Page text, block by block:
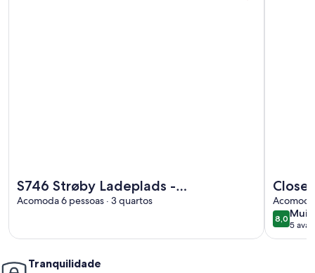
S746 Strøby Ladeplads -
Løvsangervej 6
Acomoda 6 pessoas · 3 quartos
Close
Acomoda
8,08,0 de
boa
5
(5
Tranquilidade